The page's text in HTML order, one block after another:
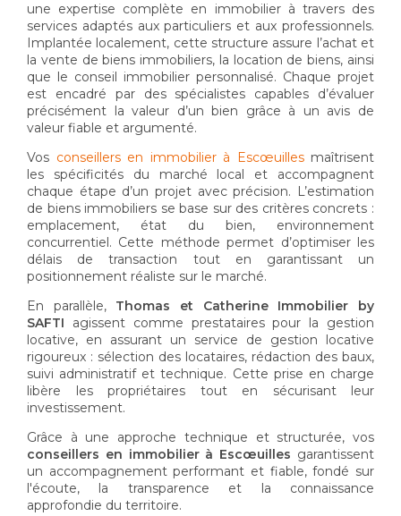
une expertise complète en immobilier à travers des
services adaptés aux particuliers et aux professionnels.
Implantée localement, cette structure assure l’achat et
la vente de biens immobiliers, la location de biens, ainsi
que le conseil immobilier personnalisé. Chaque projet
est encadré par des spécialistes capables d’évaluer
précisément la valeur d’un bien grâce à un avis de
valeur fiable et argumenté.
Vos conseillers en immobilier à Escœuilles maîtrisent
les spécificités du marché local et accompagnent
chaque étape d’un projet avec précision. L’estimation
de biens immobiliers se base sur des critères concrets :
emplacement, état du bien, environnement
concurrentiel. Cette méthode permet d’optimiser les
délais de transaction tout en garantissant un
positionnement réaliste sur le marché.
En parallèle, Thomas et Catherine Immobilier by
SAFTI agissent comme prestataires pour la gestion
locative, en assurant un service de gestion locative
rigoureux : sélection des locataires, rédaction des baux,
suivi administratif et technique. Cette prise en charge
libère les propriétaires tout en sécurisant leur
investissement.
Grâce à une approche technique et structurée, vos
conseillers en immobilier à Escœuilles garantissent
un accompagnement performant et fiable, fondé sur
l'écoute, la transparence et la connaissance
approfondie du territoire.